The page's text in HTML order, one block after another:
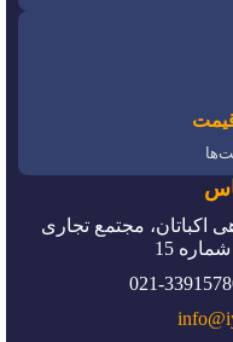
اکباتان، مجتمع تجاری
15